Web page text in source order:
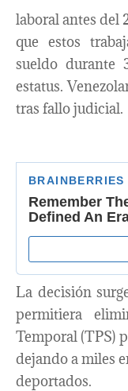
laboral antes del
que estos
sueldo durante
estatus.
tras fallo judicial.
La decisión
permitiera
Temporal (TPS)
dejando a miles
deportados.